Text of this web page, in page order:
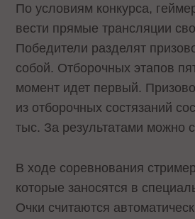
По условиям конкурса,
вести прямые трансляции
Победители разделят
собой. Отборочных этапов
момент идет первый.
из отборочных состязаний
тыс. За результатами можно
В ходе соревнования
которые заносятся в
Очки считаются